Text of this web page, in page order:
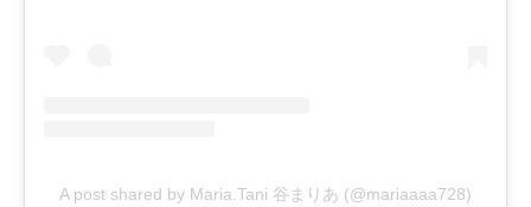
A post shared by Maria.Tani 谷まりあ (@mariaaaa728)